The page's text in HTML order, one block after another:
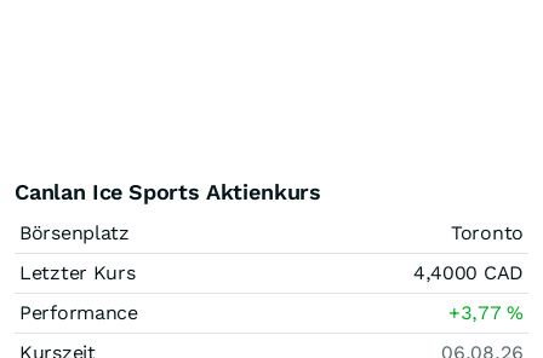
Canlan Ice Sports Aktienkurs
Börsenplatz
Toronto
Letzter Kurs
4,4000 CAD
Performance
+3,77%
Kurszeit
06.08.26